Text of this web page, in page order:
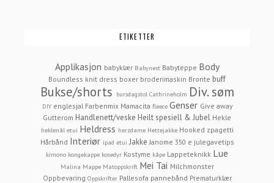
ETIKETTER
Applikasjon babyklær Babynest Babyteppe Body
Boundless knit dress boxer broderimaskin Bronte buff
Bukse/shorts bursdagstol Cathrineholm Div. søm
DIY englesjal Farbenmix Mamacita fleece Genser Give away
Gutterom Handlenett/veske Heilt spesiell & Jubel Hekle
heklenål etui Heldress herzdame Hettejakke Hooked zpagetti
Hårbånd Interiør ipad etui Jakke Janome 350 e julegavetips
kimono kongekappe kosedyr Kostyme kåpe Lappeteknikk Lue
Malina Mappe Matoppskrift Mei Tai Milchmonster
Oppbevaring Oppskrifter Pallesofa pannebånd Prematurklær